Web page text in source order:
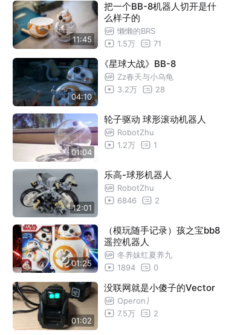
11:45
把一个BB-8机器人切开是什
么样子的
懒懒的BRS
1.5万
71
04:10
《星球大战》BB-8
Zz春天与小乌龟
3.2万
28
01:04
轮子驱动 球形滚动机器人
RobotZhu
1.2万
1
12:01
乐高-球形机器人
RobotZhu
6846
2
01:25
（模玩随手记录）孩之宝bb8
遥控机器人
冬养妹红夏养九
1894
0
01:02
没联网就是小傻子的Vector
Operon丿
7.5万
2